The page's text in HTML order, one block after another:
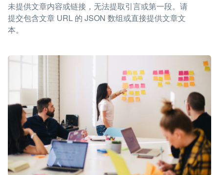
未提供文章内容或链接，无法提取引言或第一段。请
提交包含文章 URL 的 JSON 数组或直接提供文章文
本。